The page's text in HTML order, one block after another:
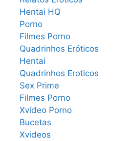
Hentai HQ
Porno
Filmes Porno
Quadrinhos Eróticos
Hentai
Quadrinhos Eroticos
Sex Prime
Filmes Porno
Xvideo Porno
Bucetas
Xvideos